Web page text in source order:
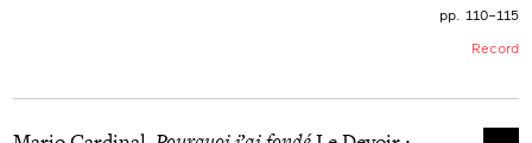
pp. 110–115
Record